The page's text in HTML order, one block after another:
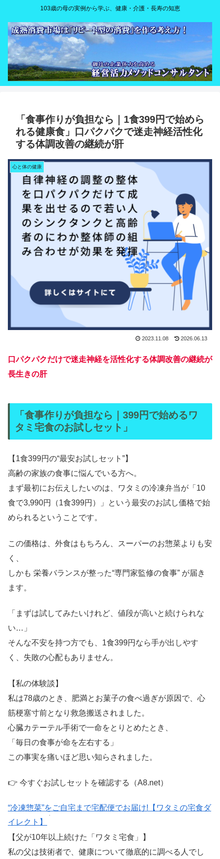
103歳の母の実例から学ぶ、健康・介護・長寿の知恵
「食事作りが負担なら｜1食399円で始めら
れる健康食」口パクパクで迷走神経活性化
する体調改善の継続が肝
心と体の健康
2023.11.08 2026.06.13
口パクパクだけで迷走神経を活性化する体調改善の継続が
長生きの肝
「食事作りが負担なら｜399円で始めるワ
タミ宅食のお試しセット」
【1食399円の“最安お試しセット”】
高齢の家族の食事に悩んでいる方へ。
まず最初にお伝えしたいのは、ワタミの冷凍弁当が「10
食で3,990円（1食399円）」という最安のお試し価格で始
められるということです。
この価格は、外食はもちろん、スーパーのお惣菜よりも安
く、
しかも 栄養バランスが整った“専門家監修の食事” が届き
ます。
「まずは試してみたいけれど、値段が高いと続けられな
い…」
そんな不安を持つ方でも、1食399円なら手が出しやす
く、失敗の心配もありません。
【私の体験談】
私は78歳のとき、肥満とお菓子の食べ過ぎが原因で、心
筋梗塞寸前となり救急搬送されました。
心臓カテーテル手術で一命をとりとめたとき、
「毎日の食事が命を左右する」
この事実を痛いほど思い知らされました。
👉 今すぐお試しセットを確認する（A8.net）
“冷凍惣菜”をご自宅まで宅配便でお届け!【ワタミの宅食ダ
イレクト】
【父が10年以上続けた「ワタミ宅食」】
私の父は技術者で、健康について徹底的に調べる人でし